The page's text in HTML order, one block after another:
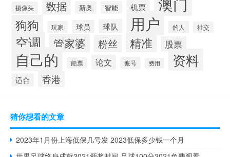
摄像头 数据 新奥 智能 机票
狗狗 玩家 球员 球队 用户 的人 社交
空调 管家婆 粉丝 精准 股票
自己的 船票 论文 账号 费用 资料
适合 香港
猜你想看的文章
2023年1月份上海低保几号发 2023低保多少钱一个月